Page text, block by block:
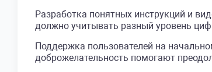
Разработка понятных инструкций и
должно учитывать разный уровень
Поддержка пользователей на
доброжелательность помогают